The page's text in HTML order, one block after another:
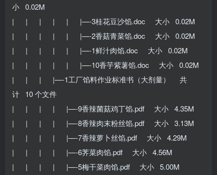
小 0.02M
| | | | | |—-3桂花豆沙馅.doc 大小 0.02M
| | | | | |—-2香菇青菜馅.doc 大小 0.02M
| | | | | |—-1鲜汁肉馅.doc 大小 0.02M
| | | | | |—-10香芋紫薯馅.doc 大小 0.02M
| | | |—-1工厂馅料作业标准书（大剂量） 共
计 10 个文件
| | | | |—-9香辣菌菇鸡丁馅.pdf 大小 4.35M
| | | | |—-8香辣肉末粉丝馅.pdf 大小 3.13M
| | | | |—-7香辣萝卜丝馅.pdf 大小 4.29M
| | | | |—-6荠菜肉馅.pdf 大小 4.56M
| | | | |—-5梅干菜肉馅.pdf 大小 5.00M